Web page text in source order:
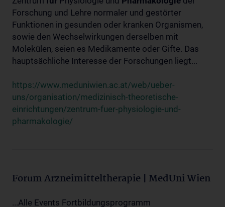
Forschung und Lehre normaler und gestörter
Funktionen in gesunden oder kranken Organismen,
sowie den Wechselwirkungen derselben mit
Molekülen, seien es Medikamente oder Gifte. Das
hauptsächliche Interesse der Forschungen liegt...
https://www.meduniwien.ac.at/web/ueber-
uns/organisation/medizinisch-theoretische-
einrichtungen/zentrum-fuer-physiologie-und-
pharmakologie/
Forum Arzneimitteltherapie | MedUni Wien
...Alle Events Fortbildungsprogramm